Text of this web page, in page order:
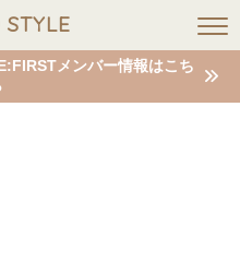
メンバー情報はこち